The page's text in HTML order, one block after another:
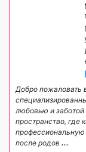
Добро пожаловать
любовью и
пространство, где
после родов ...